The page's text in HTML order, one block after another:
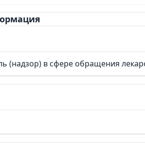
(надзор) в сфере обращения